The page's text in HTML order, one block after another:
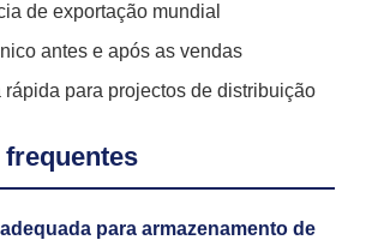
de exportação mundial
antes e após as vendas
rápida para projectos de distribuição
para armazenamento de